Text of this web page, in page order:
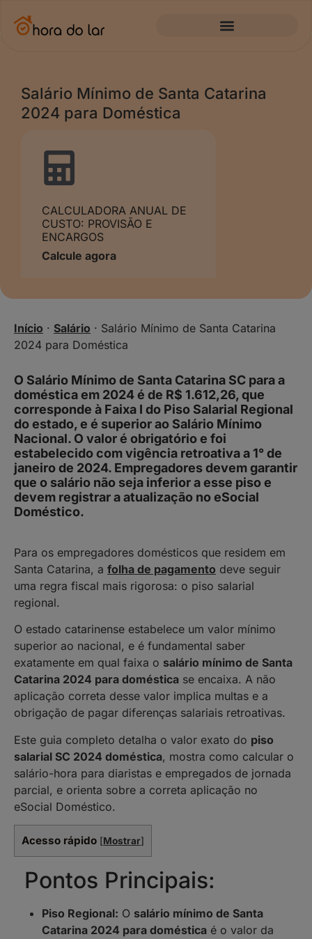
Salário Mínimo de Santa Catarina
2024 para Doméstica
CALCULADORA ANUAL DE
CUSTO: PROVISÃO E
ENCARGOS
Calcule agora
Início · Salário · Salário Mínimo de Santa Catarina
2024 para Doméstica
O Salário Mínimo de Santa Catarina SC para a
doméstica em 2024 é de R$ 1.612,26, que
corresponde à Faixa I do Piso Salarial Regional
do estado, e é superior ao Salário Mínimo
Nacional. O valor é obrigatório e foi
estabelecido com vigência retroativa a 1° de
janeiro de 2024. Empregadores devem garantir
que o salário não seja inferior a esse piso e
devem registrar a atualização no eSocial
Doméstico.
Para os empregadores domésticos que residem em
Santa Catarina, a folha de pagamento deve seguir
uma regra fiscal mais rigorosa: o piso salarial
regional.
O estado catarinense estabelece um valor mínimo
superior ao nacional, e é fundamental saber
exatamente em qual faixa o salário mínimo de Santa
Catarina 2024 para doméstica se encaixa. A não
aplicação correta desse valor implica multas e a
obrigação de pagar diferenças salariais retroativas.
Este guia completo detalha o valor exato do piso
salarial SC 2024 doméstica, mostra como calcular o
salário-hora para diaristas e empregados de jornada
parcial, e orienta sobre a correta aplicação no
eSocial Doméstico.
Acesso rápido [Mostrar]
Pontos Principais:
Piso Regional: O salário mínimo de Santa
Catarina 2024 para doméstica é o valor da